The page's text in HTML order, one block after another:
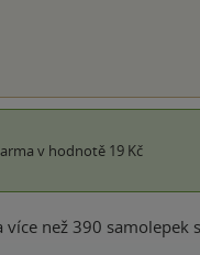
v hodnotě 19 Kč
než 390 samolepek